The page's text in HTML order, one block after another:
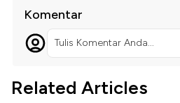
Komentar
Tulis Komentar Anda...
Related Articles